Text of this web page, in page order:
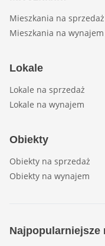
Mieszkania na sprzedaż
Mieszkania na wynajem
Lokale
Lokale na sprzedaż
Lokale na wynajem
Obiekty
Obiekty na sprzedaż
Obiekty na wynajem
Najpopularniejsze